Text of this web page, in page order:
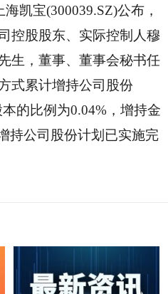
凯宝(300039.SZ)公布，
控股股东、实际控制人穆
生，董事、董事会秘书任
式累计增持公司股份
的比例为0.04%，增持金
持公司股份计划已实施完